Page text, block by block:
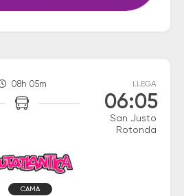
08h 05m LLEGA
06:05
San Justo
Rotonda
CAMA